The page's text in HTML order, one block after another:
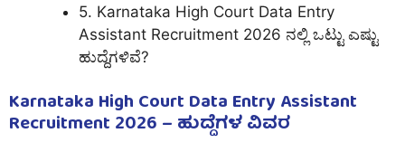
5. Karnataka High Court Data Entry
Assistant Recruitment 2026 ನಲ್ಲಿ ಒಟ್ಟು ಎಷ್ಟು
ಹುದ್ದೆಗಳಿವೆ?
Karnataka High Court Data Entry Assistant
Recruitment 2026 – ಹುದ್ದೆಗಳ ವಿವರ